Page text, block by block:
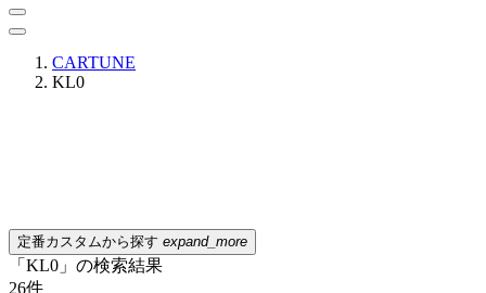
CARTUNE
KL0
定番カスタムから探す expand_more
「KL0」の検索結果
26件